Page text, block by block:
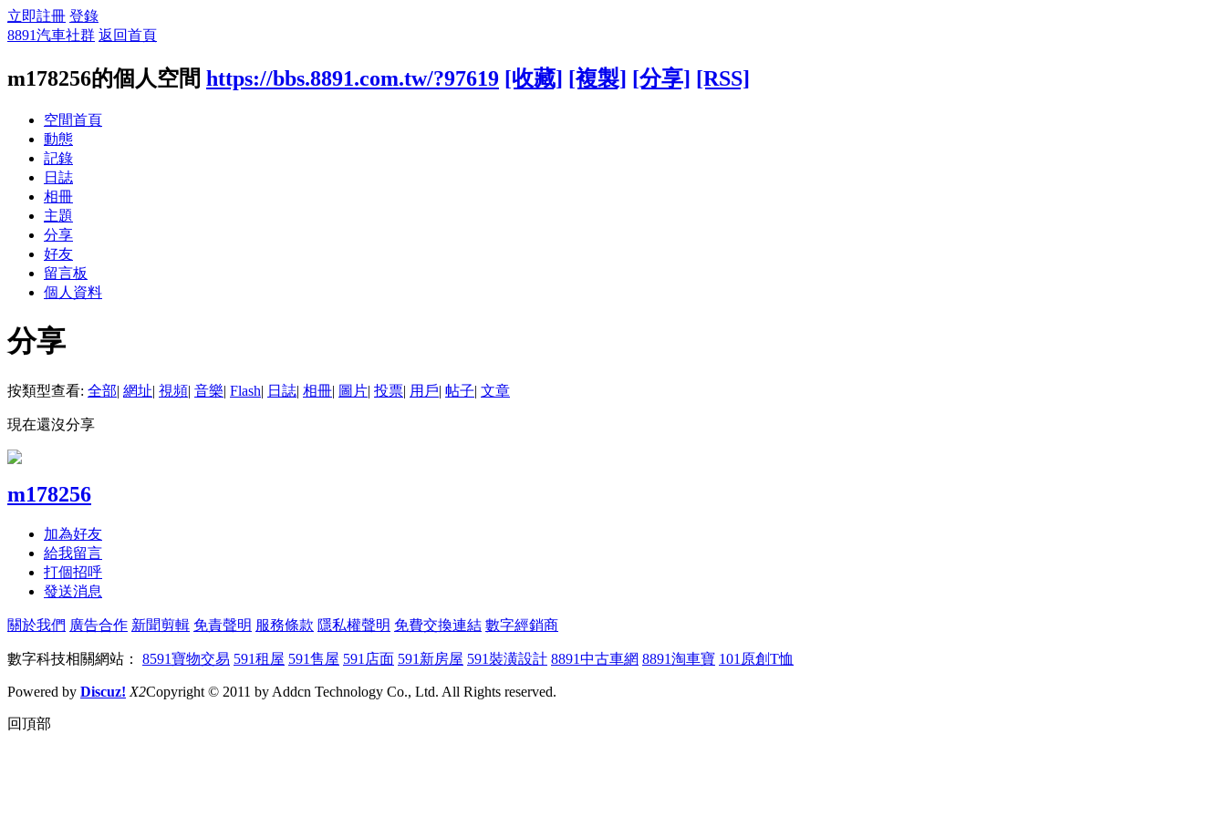
立即註冊 登錄
8891汽車社群 返回首頁
m178256的個人空間 https://bbs.8891.com.tw/?97619 [收藏] [複製] [分享] [RSS]
空間首頁
動態
記錄
日誌
相冊
主題
分享
好友
留言板
個人資料
分享
按類型查看: 全部| 網址| 視頻| 音樂| Flash| 日誌| 相冊| 圖片| 投票| 用戶| 帖子| 文章
現在還沒分享
m178256
加為好友
給我留言
打個招呼
發送消息
關於我們 廣告合作 新聞剪輯 免責聲明 服務條款 隱私權聲明 免費交換連結 數字經銷商
數字科技相關網站： 8591寶物交易 591租屋 591售屋 591店面 591新房屋 591裝潢設計 8891中古車網 8891淘車寶 101原創T恤
Powered by Discuz! X2Copyright © 2011 by Addcn Technology Co., Ltd. All Rights reserved.
回頂部